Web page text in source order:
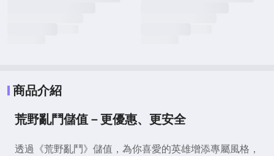
商品介紹
荒野亂鬥儲值－更優惠、更安全
透過《荒野亂鬥》儲值，為你喜愛的英雄增添專屬風格，